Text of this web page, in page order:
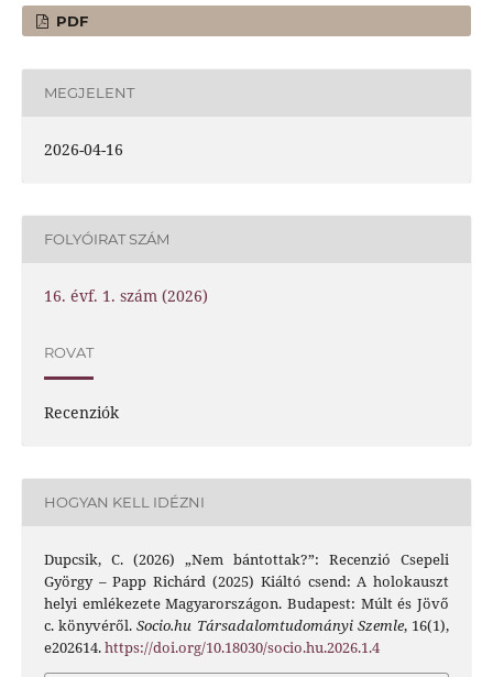
PDF
MEGJELENT
2026-04-16
FOLYÓIRAT SZÁM
16. évf. 1. szám (2026)
ROVAT
Recenziók
HOGYAN KELL IDÉZNI
Dupcsik, C. (2026) „Nem bántottak?”: Recenzió Csepeli
György – Papp Richárd (2025) Kiáltó csend: A holokauszt
helyi emlékezete Magyarországon. Budapest: Múlt és Jövő
c. könyvéről.Socio.hu Társadalomtudományi Szemle, 16(1),
e202614.https://doi.org/10.18030/socio.hu.2026.1.4